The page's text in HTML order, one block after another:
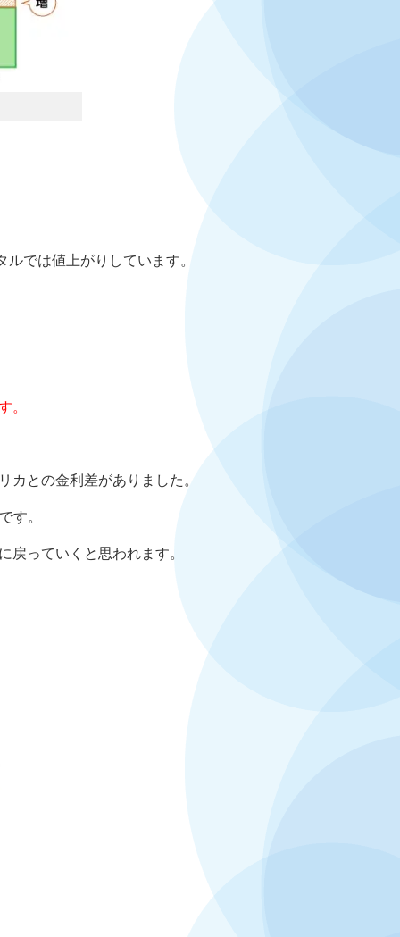
では値上がりしています。
。
との金利差がありました。
す。
戻っていくと思われます。